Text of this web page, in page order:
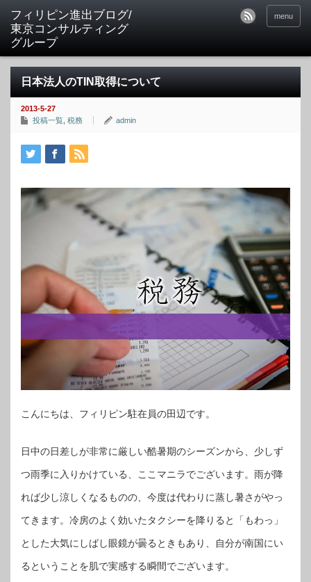
フィリピン進出ブログ/
東京コンサルティング
グループ
menu
日本法人のTIN取得について
2013-5-27
投稿一覧 税務 admin
こんにちは、フィリピン駐在員の田辺です。
日中の日差しが非常に厳しい酷暑期のシーズンから、少しず
つ雨季に入りかけている、ここマニラでございます。雨が降
れば少し涼しくなるものの、今度は代わりに蒸し暑さがやっ
てきます。冷房のよく効いたタクシーを降りると「もわっ」
とした大気にしばし眼鏡が曇るときもあり、自分が南国にい
るということを肌で実感する瞬間でございます。